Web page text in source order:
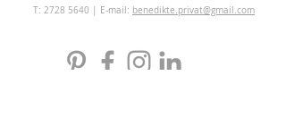
T: 2728 5640 | E-mail: benedikte.privat@gmail.com